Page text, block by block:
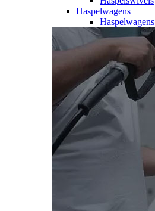
Haspelwagens
Haspelwagens